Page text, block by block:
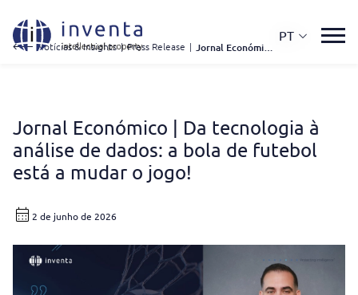
PT
Notícias & Insights | Press Release | Jornal Económico | Da Tecnologia À Análise de Dados: a Bola de Futebol Está a Mudar o Jogo!
Jornal Económico | Da tecnologia à
análise de dados: a bola de futebol
está a mudar o jogo!
2 de junho de 2026